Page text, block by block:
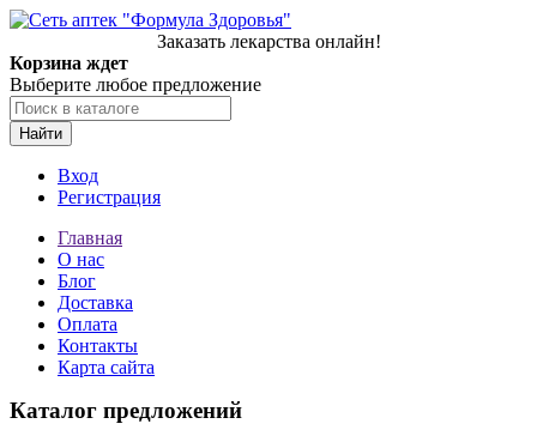
Заказать лекарства онлайн!
Корзина ждет
Выберите любое предложение
Найти
Вход
Регистрация
Главная
О нас
Блог
Доставка
Оплата
Контакты
Карта сайта
Каталог предложений